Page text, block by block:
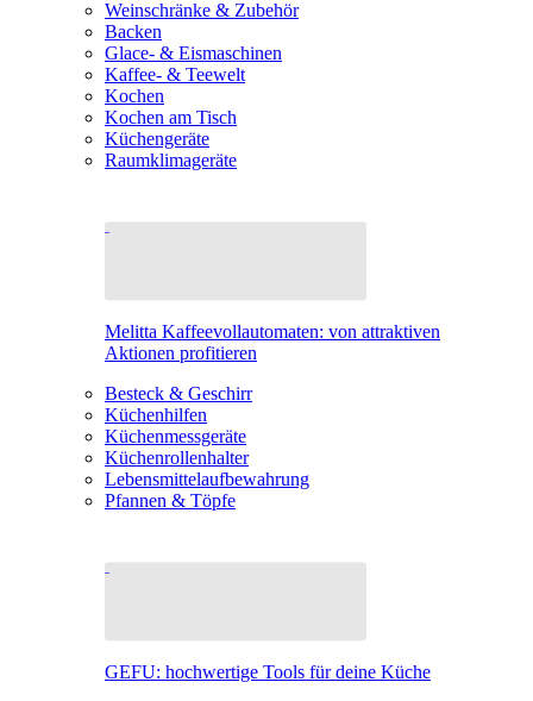
Weinschränke & Zubehör
Backen
Glace- & Eismaschinen
Kaffee- & Teewelt
Kochen
Kochen am Tisch
Küchengeräte
Raumklimageräte
Melitta Kaffeevollautomaten: von attraktiven
Aktionen profitieren
Besteck & Geschirr
Küchenhilfen
Küchenmessgeräte
Küchenrollenhalter
Lebensmittelaufbewahrung
Pfannen & Töpfe
GEFU: hochwertige Tools für deine Küche